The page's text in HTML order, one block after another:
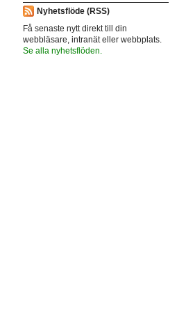
Nyhetsflöde (RSS)
Få senaste nytt direkt till din
webbläsare, intranät eller webbplats.
Se alla nyhetsflöden.